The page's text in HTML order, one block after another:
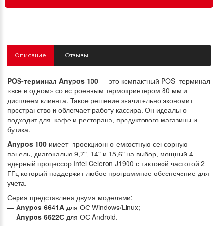
Описание Отзывы
POS-терминал Anypos 100 — это компактный POS терминал
«все в одном» со встроенным термопринтером 80 мм и
дисплеем клиента. Такое решение значительно экономит
пространство и облегчает работу кассира. Он идеально
подходит для кафе и ресторана, продуктового магазины и
бутика.
Anypos 100 имеет проекционно-емкостную сенсорную
панель, диагональю 9,7", 14" и 15,6" на выбор, мощный 4-
ядерный процессор Intel Celeron J1900 с тактовой частотой 2
ГГц который поддержит любое программное обеспечение для
учета.
Серия представлена двумя моделями:
— Anypos 6641A для ОС Windows/Linux;
— Anypos 6622С для ОС Android.